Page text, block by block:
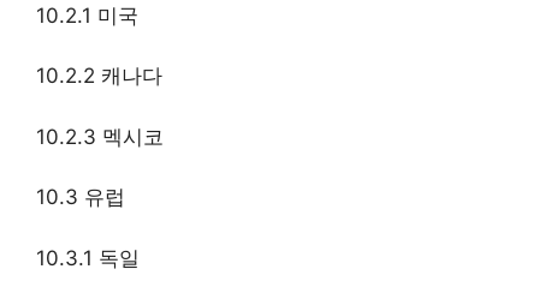
10.2.1 미국
10.2.2 캐나다
10.2.3 멕시코
10.3 유럽
10.3.1 독일